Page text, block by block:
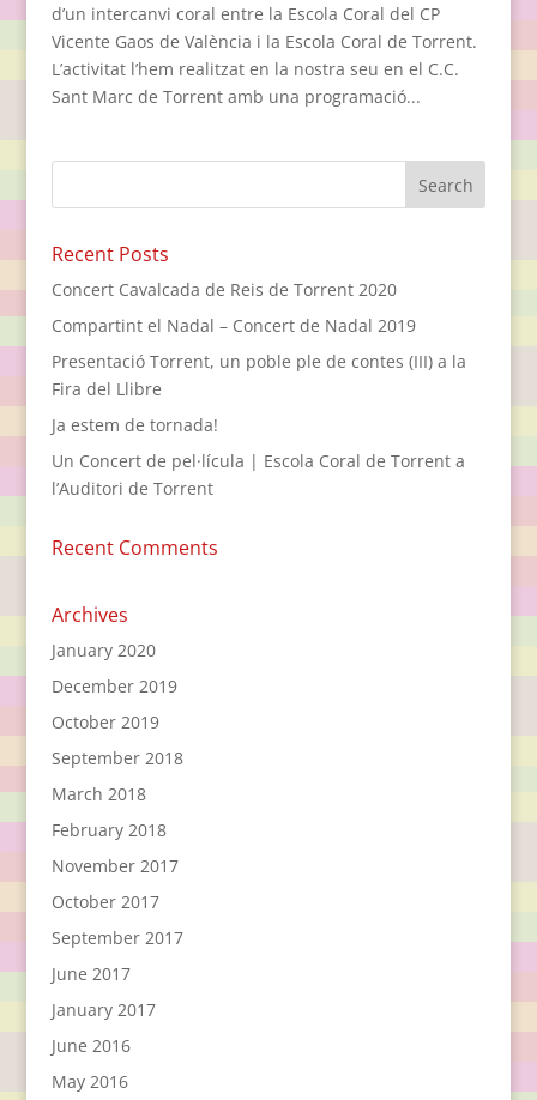
d’un intercanvi coral entre la Escola Coral del CP
Vicente Gaos de València i la Escola Coral de Torrent.
L’activitat l’hem realitzat en la nostra seu en el C.C.
Sant Marc de Torrent amb una programació...
Recent Posts
Concert Cavalcada de Reis de Torrent 2020
Compartint el Nadal – Concert de Nadal 2019
Presentació Torrent, un poble ple de contes (III) a la
Fira del Llibre
Ja estem de tornada!
Un Concert de pel·lícula | Escola Coral de Torrent a
l’Auditori de Torrent
Recent Comments
Archives
January 2020
December 2019
October 2019
September 2018
March 2018
February 2018
November 2017
October 2017
September 2017
June 2017
January 2017
June 2016
May 2016